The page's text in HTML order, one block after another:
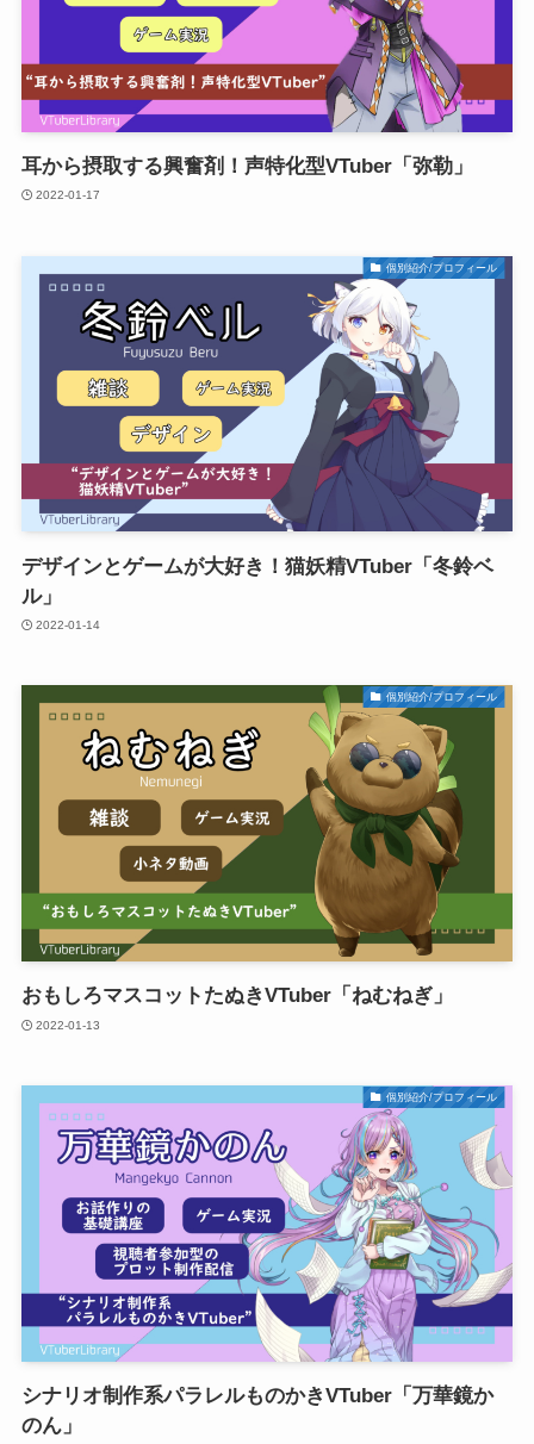
耳から摂取する興奮剤！声特化型VTuber「弥勒」
2022-01-17
個別紹介/プロフィール
デザインとゲームが大好き！猫妖精VTuber「冬鈴ベ
ル」
2022-01-14
個別紹介/プロフィール
おもしろマスコットたぬきVTuber「ねむねぎ」
2022-01-13
個別紹介/プロフィール
シナリオ制作系パラレルものかきVTuber「万華鏡か
のん」